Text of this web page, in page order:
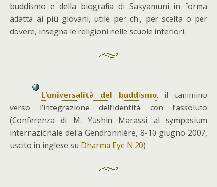
buddismo e della biografia di Sakyamuni in forma
adatta ai più giovani, utile per chi, per scelta o per
dovere, insegna le religioni nelle scuole inferiori.
L’universalità del buddismo: il cammino
verso l’integrazione dell’identità con l’assoluto
(Conferenza di M. Yūshin Marassi al symposium
internazionale della Gendronnière, 8-10 giugno 2007,
uscito in inglese su Dharma Eye N.20)